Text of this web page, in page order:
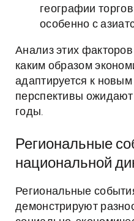
географии
особенно с
Анализ этих
каким образом
адаптируется к
перспективы
годы.
Региональные
национальной
Региональные
демонстрируют